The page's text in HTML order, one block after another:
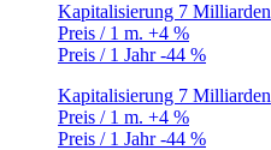
Kapitalisierung 7 Milliarden
Preis / 1 m. +4 %
Preis / 1 Jahr-44 %
Kapitalisierung 7 Milliarden
Preis / 1 m. +4 %
Preis / 1 Jahr-44 %